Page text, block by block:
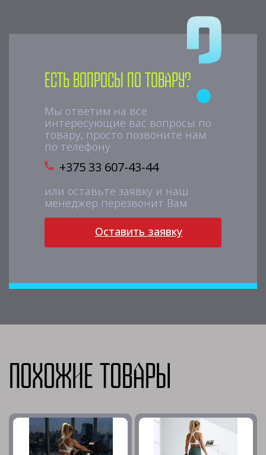
Есть вопросы по товару?
Мы ответим на все
интересующие вас вопросы по
товару, просто позвоните нам
по телефону
+375 33 607-43-44
или оставьте заявку и наш
менеджер перезвонит Вам
Оставить заявку
Похожие товары